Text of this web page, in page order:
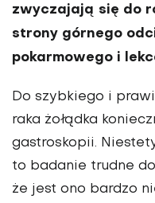
zwyczajają się do
strony górnego
pokarmowego i
Do szybkiego i
raka żołądka
gastroskopii.
to badanie trudne
że jest ono bardzo